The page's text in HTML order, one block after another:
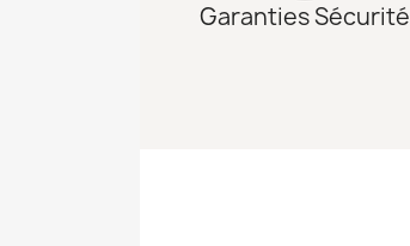
Garanties Sécurité